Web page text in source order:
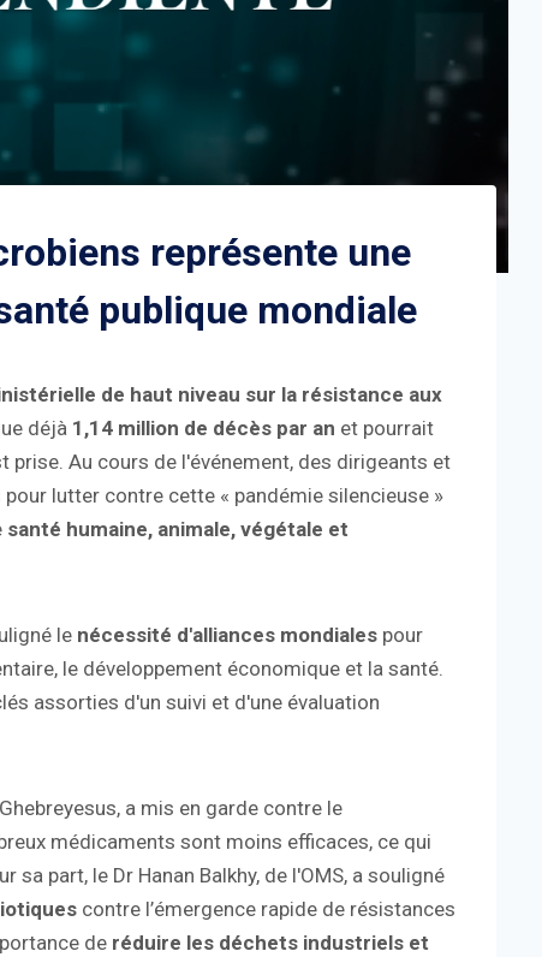
représente une
publique mondiale
de haut niveau sur la résistance aux
déjà 1,14 million de décès par an et pourrait
prise. Au cours de l'événement, des dirigeants et
lutter contre cette « pandémie silencieuse »
santé humaine, animale, végétale et
le nécessité d'alliances mondiales pour
le développement économique et la santé.
assorties d'un suivi et d'une évaluation
a mis en garde contre le
médicaments sont moins efficaces, ce qui
part, le Dr Hanan Balkhy, de l'OMS, a souligné
contre l’émergence rapide de résistances
de réduire les déchets industriels et